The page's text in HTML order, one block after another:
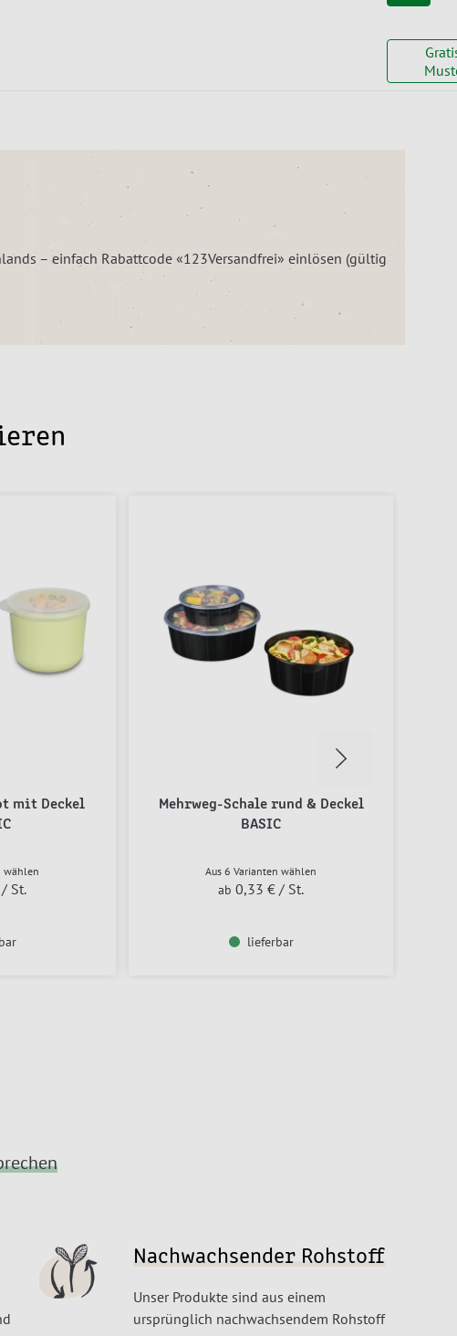
– einfach Rabattcode «123Versandfrei» einlösen (gültig
mit Deckel
wählen
/ St.
Mehrweg-Schale rund & Deckel
BASIC
Aus 6 Varianten wählen
ab 0,33 € / St.
lieferbar
Nachwachsender Rohstoff
Unser Produkte sind aus einem
ursprünglich nachwachsendem Rohstoff